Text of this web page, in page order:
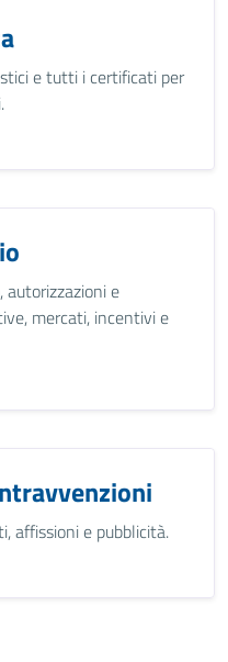
e tutti i certificati per
autorizzazioni e
mercati, incentivi e
affissioni e pubblicità.